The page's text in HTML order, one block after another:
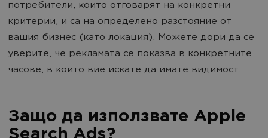
потребители, които отговарят на конкретни
критерии, и са на определено разстояние от
вашия бизнес (като локация). Можете дори да се
уверите, че рекламата се показва в конкретните
часове, в които вие искате да имате видимост.
Защо да използвате Apple